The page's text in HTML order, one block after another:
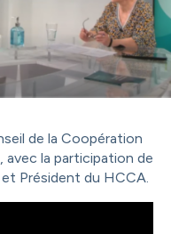
de la Coopération
avec la participation de
Président du HCCA.